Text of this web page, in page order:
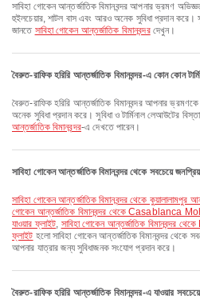
সাবিহা গোকেন আন্তর্জাতিক বিমানবন্দর আপনার ভ্রমণ অভিজ্ঞতা আরও ভালো করতে ক্লিনিক এবং ফার্মেসী,
হুইলচেয়ার, শাটল বাস এবং আরও অনেক সুবিধা প্রদান করে।
জানতে সাবিহা গোকেন আন্তর্জাতিক বিমানবন্দরদেখুন।
বৈরুত-রাফিক হরিরি আন্তর্জাতিক বিমানবন্দর-এ কোন কোন
বৈরুত-রাফিক হরিরি আন্তর্জাতিক বিমানবন্দর আপনার ভ্রমণকে আরও আরামদায়ক করতে ট্যাক্সি এবং আরও
অনেক সুবিধা প্রদান করে। সুবিধা ও টার্মিনাল লেআউটের
আন্তর্জাতিক বিমানবন্দর-এ দেখতে পারেন।
সাবিহা গোকেন আন্তর্জাতিক বিমানবন্দর থেকে সবচেয়ে
সাবিহা গোকেন আন্তর্জাতিক বিমানবন্দর থেকে কুয়ালালামপুর
গোকেন আন্তর্জাতিক বিমানবন্দর থেকে
যাওয়ার ফ্লাইট, সাবিহা গোকেন আন্তর্জাতিক
ফ্লাইট হলো সাবিহা গোকেন আন্তর্জাতিক বিমানবন্দর থেকে
আপনার যাত্রার জন্য সুবিধাজনক সংযোগ প্রদান করে।
বৈরুত-রাফিক হরিরি আন্তর্জাতিক বিমানবন্দর-এ যাওয়ার